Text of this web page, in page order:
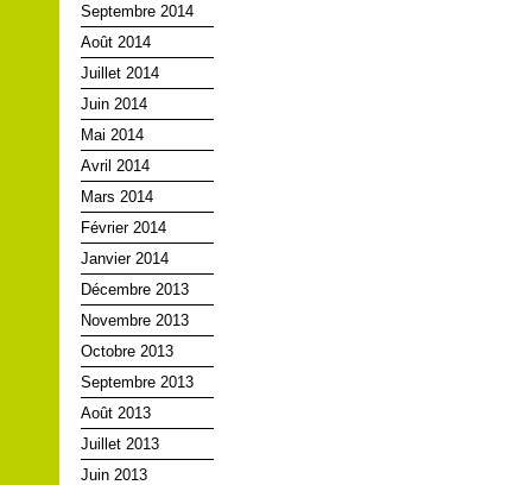
Septembre 2014
Août 2014
Juillet 2014
Juin 2014
Mai 2014
Avril 2014
Mars 2014
Février 2014
Janvier 2014
Décembre 2013
Novembre 2013
Octobre 2013
Septembre 2013
Août 2013
Juillet 2013
Juin 2013